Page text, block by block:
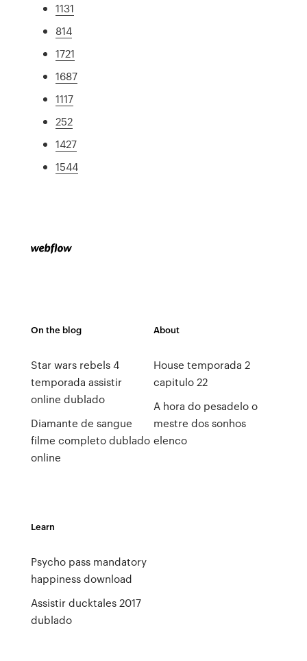
1131
814
1721
1687
1117
252
1427
1544
On the blog
Star wars rebels 4
temporada assistir
online dublado
Diamante de sangue
filme completo dublado
online
About
House temporada 2
capitulo 22
A hora do pesadelo o
mestre dos sonhos
elenco
Learn
Psycho pass mandatory
happiness download
Assistir ducktales 2017
dublado